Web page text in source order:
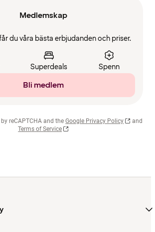
Medlemskap
du våra bästa erbjudanden och priser.
Superdeals Spenn
Bli medlem
reCAPTCHA and the Google Privacy Policy
and
Terms of Service